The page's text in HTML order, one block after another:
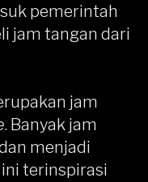
pemerintah
jam tangan dari
jam
. Banyak jam
menjadi
terinspirasi